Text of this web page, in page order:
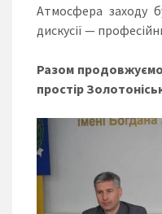
Атмосфера заходу
дискусії —
Разом
простір